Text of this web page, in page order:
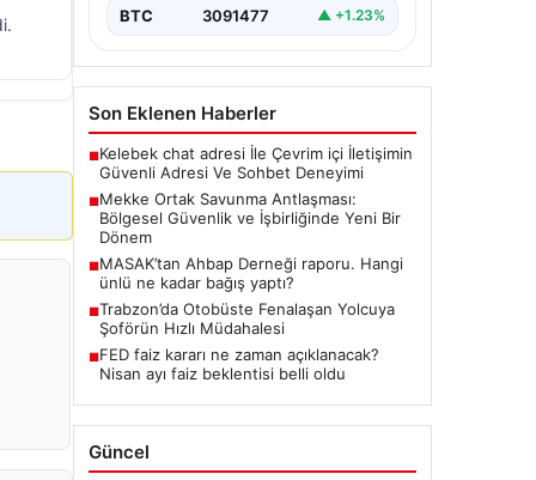
BTC 3091477 ▲ +1.23%
Son Eklenen Haberler
■Kelebek chat adresi İle Çevrim içi İletişimin
Güvenli Adresi Ve Sohbet Deneyimi
■Mekke Ortak Savunma Antlaşması:
Bölgesel Güvenlik ve İşbirliğinde Yeni Bir
Dönem
■MASAK’tan Ahbap Derneği raporu. Hangi
ünlü ne kadar bağış yaptı?
■Trabzon’da Otobüste Fenalaşan Yolcuya
Şoförün Hızlı Müdahalesi
■FED faiz kararı ne zaman açıklanacak?
Nisan ayı faiz beklentisi belli oldu
Güncel